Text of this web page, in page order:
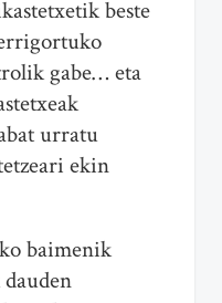
beste
gabe… eta
urratu
ekin
baimenik